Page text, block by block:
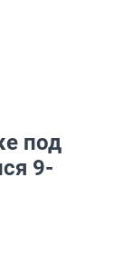
под
9-